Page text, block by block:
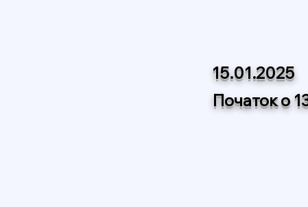
папці
Якщо в
15.01.2025
Початок о